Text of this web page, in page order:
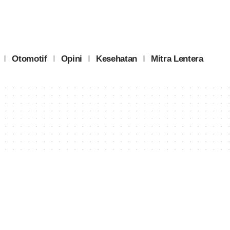
Otomotif Opini Kesehatan Mitra Lentera